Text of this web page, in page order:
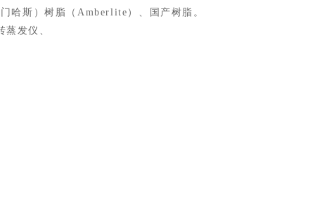
哈斯）树脂（Amberlite）、国产树脂。
发仪、